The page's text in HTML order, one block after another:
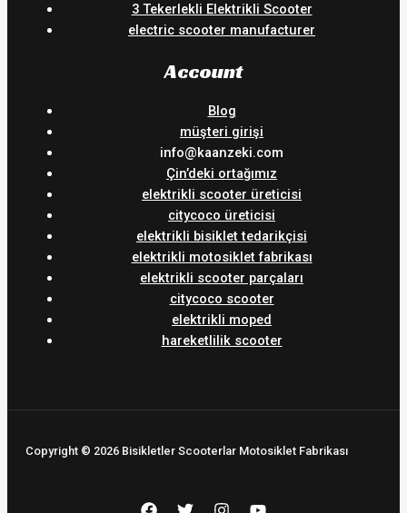
3 Tekerlekli Elektrikli Scooter
electric scooter manufacturer
Account
Blog
müşteri girişi
info@kaanzeki.com
Çin’deki ortağımız
elektrikli scooter üreticisi
citycoco üreticisi
elektrikli bisiklet tedarikçisi
elektrikli motosiklet fabrikası
elektrikli scooter parçaları
citycoco scooter
elektrikli moped
hareketlilik scooter
Copyright © 2026 Bisikletler Scooterlar Motosiklet Fabrikası